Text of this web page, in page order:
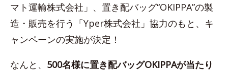
マト運輸株式会社」、置き配バッグ“OKIPPA”の製
造・販売を行う「Yper株式会社」協力のもと、キ
ャンペーンの実施が決定！
なんと、 500名様に置き配バッグOKIPPAが当たり